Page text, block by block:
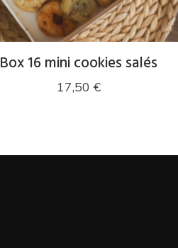
Box 16 mini cookies salés
17,50 €